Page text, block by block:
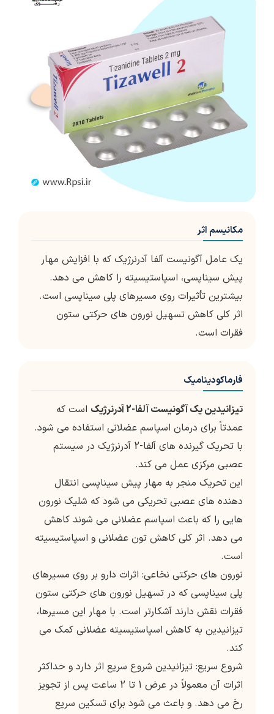
مکانیسم اثر
یک عامل آگونیست آلفا آدرنرژیک که با افزایش مهار
پیش سیناپسی، اسپاستیسیته را کاهش می دهد.
بیشترین تأثیرات روی مسیرهای پلی سیناپسی است.
اثر کلی کاهش تسهیل نورون های حرکتی ستون
فقرات است.
فارماکودینامیک
تیزانیدین یک آگونیست آلفا-2 آدرنرژیک
است که
عمدتاً برای درمان اسپاسم عضلانی استفاده می شود.
با تحریک گیرنده های آلفا-2 آدرنرژیک در سیستم
عصبی مرکزی عمل می کند.
این تحریک منجر به مهار پیش سیناپسی انتقال
دهنده های عصبی تحریکی می شود که شلیک نورون
هایی را که باعث اسپاسم عضلانی می شوند کاهش
می دهد. اثر کلی کاهش تون عضلانی و اسپاستیسیته
است.
نورون های حرکتی نخاعی: اثرات دارو بر روی مسیرهای
پلی سیناپسی که در تسهیل نورون های حرکتی ستون
فقرات نقش دارند آشکارتر است. با مهار این مسیرها،
تیزانیدین به کاهش اسپاستیسیته عضلانی کمک می
کند.
شروع سریع: تیزانیدین شروع سریع اثر دارد و حداکثر
اثرات آن معمولاً در عرض 1 تا 2 ساعت پس از تجویز
رخ می دهد. و باعث می شود برای تسکین سریع